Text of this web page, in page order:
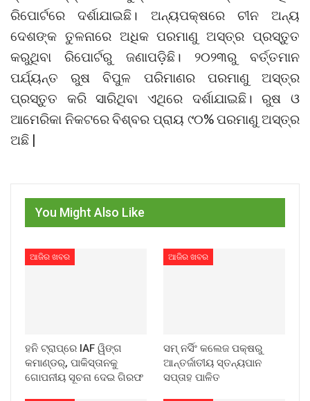
ରିପୋର୍ଟରେ ଦର୍ଶାଯାଇଛି। ଅନ୍ୟପକ୍ଷରେ ଚୀନ ଅନ୍ୟ
ଦେଶଙ୍କ ତୁଳନାରେ ଅଧିକ ପରମାଣୁ ଅସ୍ତ୍ର ପ୍ରସ୍ତୁତ
କରୁଥିବା ରିପୋର୍ଟରୁ ଜଣାପଡ଼ିଛି। ୨୦୨୩ରୁ ବର୍ତ୍ତମାନ
ପର୍ଯ୍ୟନ୍ତ ରୁଷ ବିପୁଳ ପରିମାଣର ପରମାଣୁ ଅସ୍ତ୍ର
ପ୍ରସ୍ତୁତ କରି ସାରିଥିବା ଏଥିରେ ଦର୍ଶାଯାଇଛି। ରୁଷ ଓ
ଆମେରିକା ନିକଟରେ ବିଶ୍ବର ପ୍ରାୟ ୯୦% ପରମାଣୁ ଅସ୍ତ୍ର
ଅଛି |
You Might Also Like
ଆଜିର ଖବର
ହନି ଟ୍ରାପ୍‌ରେ IAF ୱିଙ୍ଗ
କମାଣ୍ଡର୍, ପାକିସ୍ତାନକୁ
ଗୋପନୀୟ ସୂଚନା ଦେଇ ଗିରଫ
ଆଜିର ଖବର
ସମ୍ ନର୍ସିଂ କଲେଜ ପକ୍ଷରୁ
ଆନ୍ତର୍ଜାତୀୟ ସ୍ତନ୍ୟପାନ
ସପ୍ତାହ ପାଳିତ